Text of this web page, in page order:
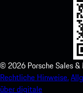
© 2026 Porsche Sales
Rechtliche Hinweise.
über digitale